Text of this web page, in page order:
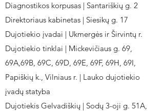
Diagnostikos korpusas | Santariškių g. 2
Direktoriaus kabinetas | Siesikų g. 17
Dujotiekio įvadai | Ukmergės ir Širvintų r.
Dujotiekio tinklai | Mickevičiaus g. 69,
69A,69B, 69C, 69D, 69E, 69F, 69H, 69I,
Papiškių k., Vilniaus r. | Lauko dujotiekio
įvadų statyba
Dujotiekis Gelvadiškių | Sodų 3-oji g. 51A,